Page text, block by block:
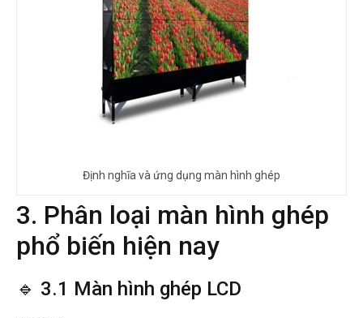
Định nghĩa và ứng dụng màn hình ghép
3. Phân loại màn hình ghép
phổ biến hiện nay
🔹 3.1 Màn hình ghép LCD